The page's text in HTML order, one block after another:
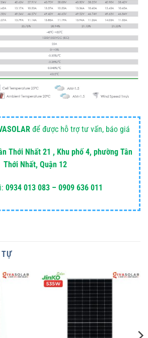
để được hỗ trợ tư vấn, báo giá
Thới Nhất 21 , Khu phố 4, phường Tân
Thới Nhất, Quận 12
0934 013 083 – 0909 636 011
TỰ